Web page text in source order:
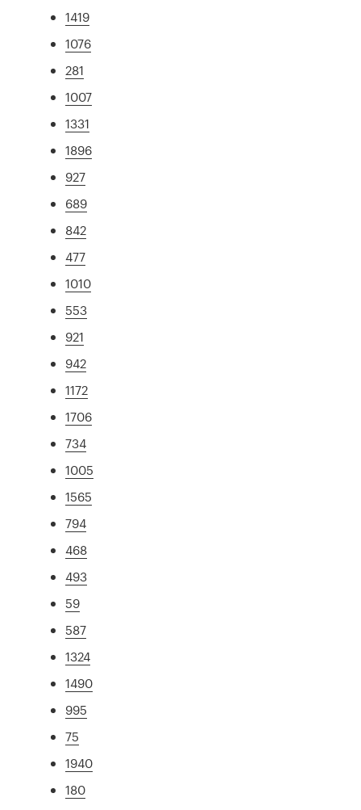
1419
1076
281
1007
1331
1896
927
689
842
477
1010
553
921
942
1172
1706
734
1005
1565
794
468
493
59
587
1324
1490
995
75
1940
180